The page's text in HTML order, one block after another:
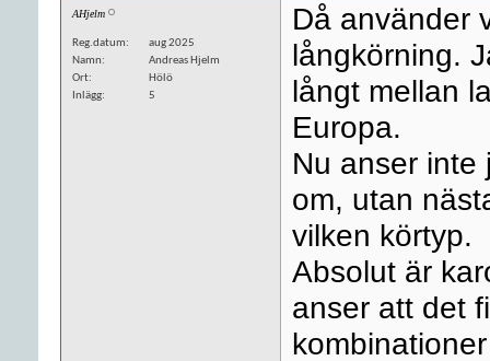
AHjelm
Reg.datum
aug 2025
Namn
Andreas Hjelm
Ort
Hölö
Inlägg
5
Då använder
långkörning.
långt mellan
Europa.
Nu anser inte
om, utan
vilken körtyp.
Absolut är
anser att det